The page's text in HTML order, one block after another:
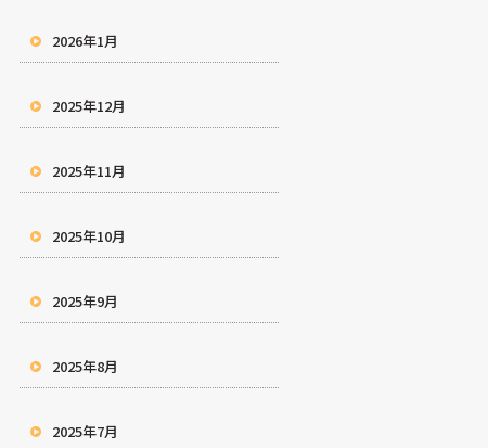
2026年1月
2025年12月
2025年11月
2025年10月
2025年9月
2025年8月
2025年7月